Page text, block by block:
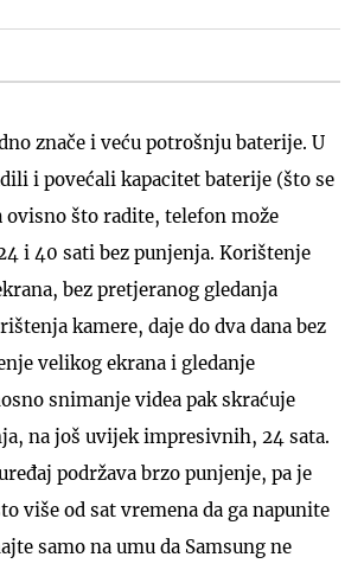
znače i veću potrošnju baterije. U
i povećali kapacitet baterije (što se
ovisno što radite, telefon može
i 40 sati bez punjenja. Korištenje
bez pretjeranog gledanja
kamere, daje do dva dana bez
velikog ekrana i gledanje
snimanje videa pak skraćuje
na još uvijek impresivnih, 24 sata.
podržava brzo punjenje, pa je
više od sat vremena da ga napunite
samo na umu da Samsung ne